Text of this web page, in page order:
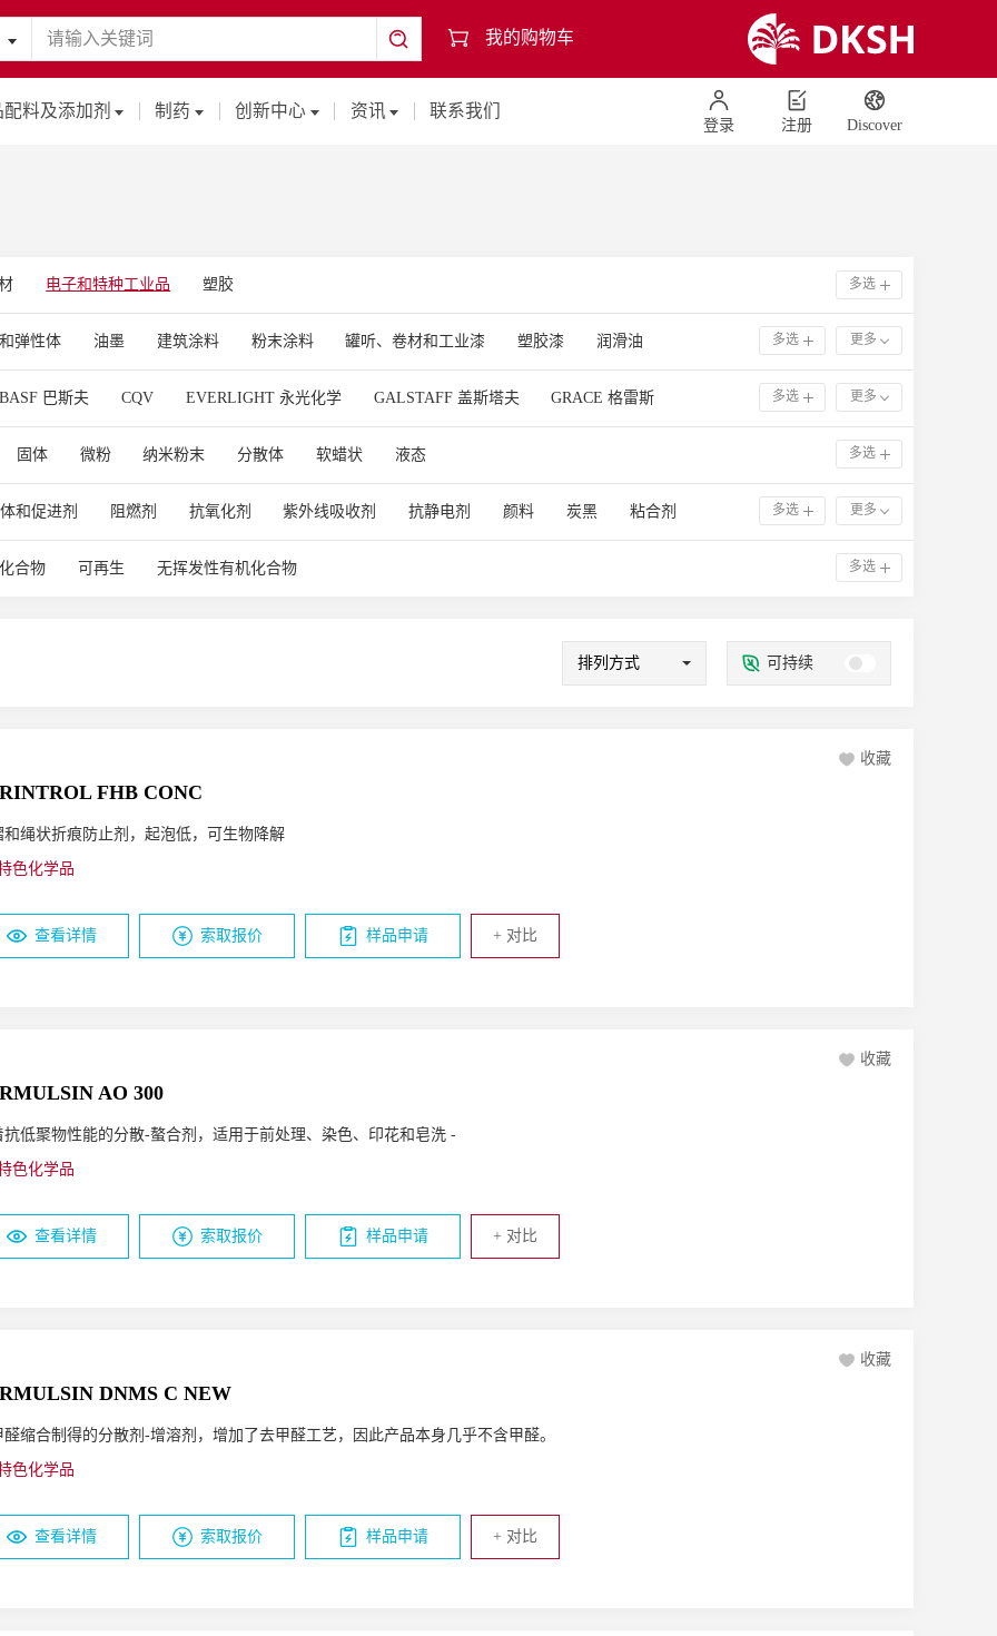
我的购物车
料及添加剂 制药 创新中心 资讯 联系我们
登录 注册 Discover
电子和特种工业品 塑胶 多选
弹性体 油墨 建筑涂料 粉末涂料 罐听、卷材和工业漆 塑胶漆 润滑油
工业漆 卷材漆 紫外光（UV）固化涂料 建筑漆
.PE包装膜 农膜 遮阳织物 PP板/管材 黑色汽车部件 TPU超临界发泡鞋材
蓝光保护贴 ASA PC/PMMA PC/ABS 汽车部件 遮阳板 采光罩 汽车天窗
多选 更多
BASF 巴斯夫 CQV EVERLIGHT 永光化学 GALSTAFF 盖斯塔夫 GRACE 格雷斯 多选 更多
固体 微粉 纳米粉末 分散体 软蜡状 液态 多选
和促进剂 阻燃剂 抗氧化剂 紫外线吸收剂 抗静电剂 颜料 炭黑 粘合剂
丙烯酸树脂 其它溶剂
环氧树脂 二氧化钛
多选 更多
合物 可再生 无挥发性有机化合物 多选
排列方式 可持续
FHB CONC
收藏
和绳状折痕防止剂，起泡低，可生物降解
色化学品
查看详情 索取报价 样品申请 + 对比
AO 300
收藏
抗低聚物性能的分散-螯合剂，适用于前处理、染色、印花和皂洗 -
色化学品
查看详情 索取报价 样品申请 + 对比
DNMS C NEW
收藏
醛缩合制得的分散剂-增溶剂，增加了去甲醛工艺，因此产品本身几乎不含甲醛。
色化学品
查看详情 索取报价 样品申请 + 对比